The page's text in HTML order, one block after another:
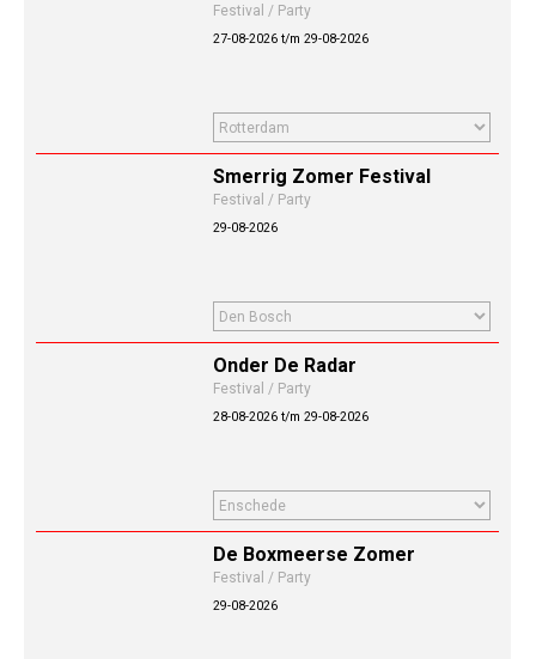
Festival / Party
27-08-2026 t/m 29-08-2026
Smerrig Zomer Festival
Festival / Party
29-08-2026
Onder De Radar
Festival / Party
28-08-2026 t/m 29-08-2026
De Boxmeerse Zomer
Festival / Party
29-08-2026